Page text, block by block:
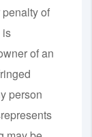
of
is
of an
person